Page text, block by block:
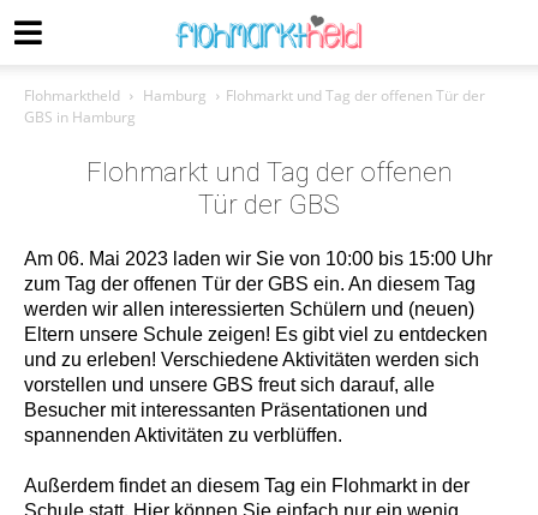
Flohmarktheld Hamburg
Flohmarkt und Tag der offenen Tür der
GBS in Hamburg
Flohmarkt und Tag der offenen
Tür der GBS
Am 06. Mai 2023 laden wir Sie von 10:00 bis 15:00 Uhr
zum Tag der offenen Tür der GBS ein. An diesem Tag
werden wir allen interessierten Schülern und (neuen)
Eltern unsere Schule zeigen! Es gibt viel zu entdecken
und zu erleben! Verschiedene Aktivitäten werden sich
vorstellen und unsere GBS freut sich darauf, alle
Besucher mit interessanten Präsentationen und
spannenden Aktivitäten zu verblüffen.
Außerdem findet an diesem Tag ein Flohmarkt in der
Schule statt. Hier können Sie einfach nur ein wenig